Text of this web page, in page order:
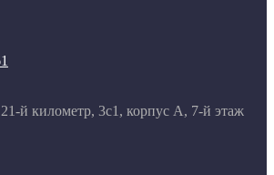
й километр, 3с1, корпус А, 7-й этаж